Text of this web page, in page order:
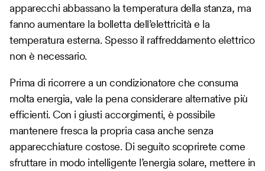
apparecchi abbassano la temperatura della stanza, ma
fanno aumentare la bolletta dell’elettricità e la
temperatura esterna. Spesso il raffreddamento elettrico
non è necessario.
Prima di ricorrere a un condizionatore che consuma
molta energia, vale la pena considerare alternative più
efficienti. Con i giusti accorgimenti, è possibile
mantenere fresca la propria casa anche senza
apparecchiature costose. Di seguito scoprirete come
sfruttare in modo intelligente l’energia solare, mettere in